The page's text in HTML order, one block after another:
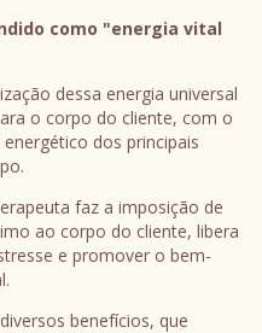
como "energia vital
dessa energia universal
o corpo do cliente, com o
dos principais
faz a imposição de
ao corpo do cliente, libera
e promover o bem-
benefícios, que